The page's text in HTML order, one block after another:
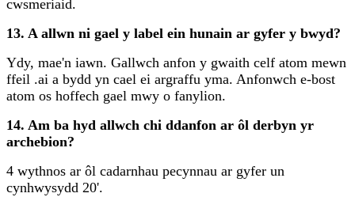
cwsmeriaid.
13. A allwn ni gael y label ein hunain ar gyfer y bwyd?
Ydy, mae'n iawn. Gallwch anfon y gwaith celf atom mewn
ffeil .ai a bydd yn cael ei argraffu yma. Anfonwch e-bost
atom os hoffech gael mwy o fanylion.
14. Am ba hyd allwch chi ddanfon ar ôl derbyn yr
archebion?
4 wythnos ar ôl cadarnhau pecynnau ar gyfer un
cynhwysydd 20'.